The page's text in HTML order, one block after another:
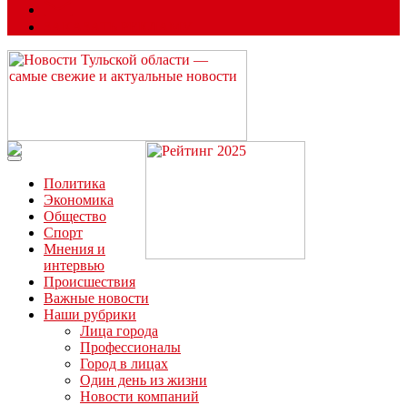
Читайте последние новости дня в Тульской области на сайте
“ЗаНовомосковск”
Политика
Экономика
Общество
Спорт
Мнения и
интервью
Происшествия
Важные новости
Наши рубрики
Лица города
Профессионалы
Город в лицах
Один день из жизни
Новости компаний